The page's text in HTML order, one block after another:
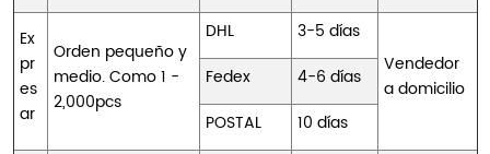
Ex
pr
es
ar
Orden pequeño y
medio. Como 1 -
2,000pcs
DHL
3-5 días
Vendedor
a domicilio
Fedex
4-6 días
POSTAL
10 días